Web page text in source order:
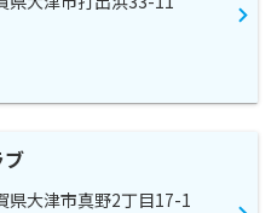
県大津市真野2丁目17-1